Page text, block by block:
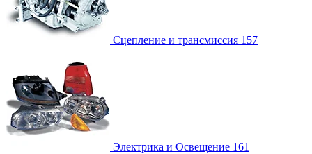
Сцепление и трансмиссия 157
Электрика и Освещение 161